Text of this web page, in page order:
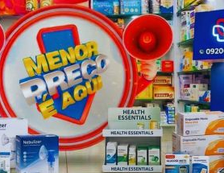
por incêndios
de áreas em disputa
por nascimento
para bets em 2025
em R$ 7,15 bilhões em julho